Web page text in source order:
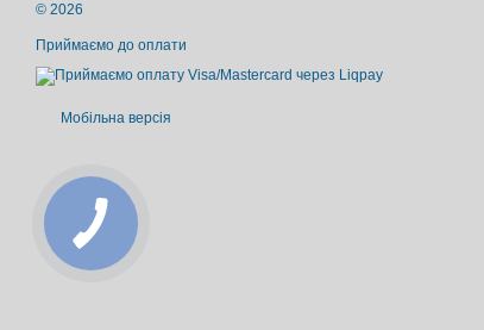
© 2026
Приймаємо до оплати
Мобільна версія